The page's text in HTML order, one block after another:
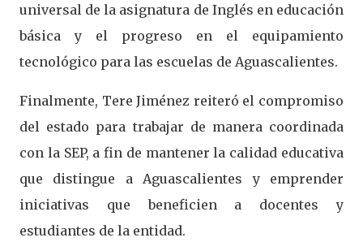
universal de la asignatura de Inglés en educación
básica y el progreso en el equipamiento
tecnológico para las escuelas de Aguascalientes.
Finalmente, Tere Jiménez reiteró el compromiso
del estado para trabajar de manera coordinada
con la SEP, a fin de mantener la calidad educativa
que distingue a Aguascalientes y emprender
iniciativas que beneficien a docentes y
estudiantes de la entidad.